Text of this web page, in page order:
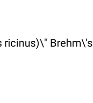
ricinus)\" Brehm\'s